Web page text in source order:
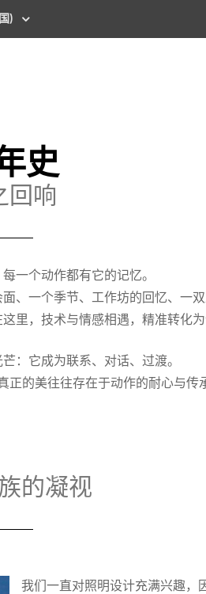
)
史
回响
一个动作都有它的记忆。
、一个季节、工作坊的回忆、一
里，技术与情感相遇，精准转化为
：它成为联系、对话、过渡。
的美往往存在于动作的耐心与传
的凝视
我们一直对照明设计充满兴趣，